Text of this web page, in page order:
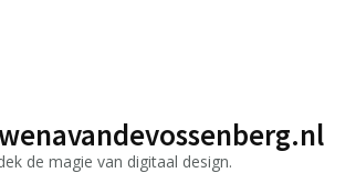
de magie van digitaal design.